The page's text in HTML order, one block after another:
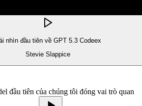
nhìn đầu tiên về GPT 5.3 Codeex
Stevie Slappice
đầu tiên của chúng tôi đóng vai trò quan